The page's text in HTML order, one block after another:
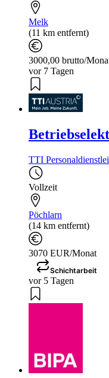
Melk
(11 km entfernt)
3000,00 brutto/
vor 7 Tagen
TTI
Vollzeit
Pöchlarn
(14 km entfernt)
3070 EUR/Monat
Schichtarbeit
vor 5 Tagen